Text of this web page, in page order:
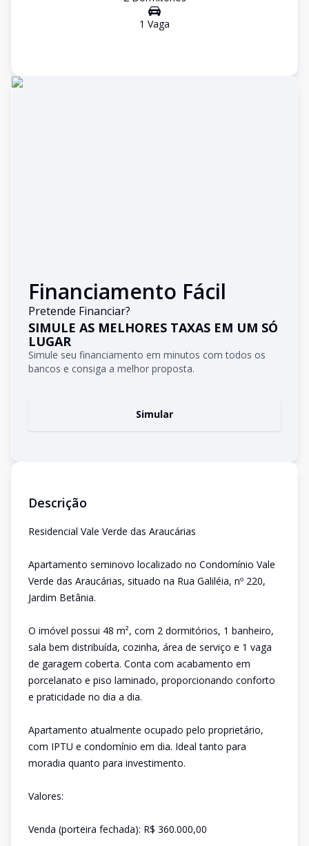
1 Vaga
Financiamento Fácil
Pretende Financiar?
SIMULE AS MELHORES TAXAS EM UM SÓ
LUGAR
Simule seu financiamento em minutos com todos os
bancos e consiga a melhor proposta.
Simular
Descrição
Residencial Vale Verde das Araucárias
Apartamento seminovo localizado no Condomínio Vale
Verde das Araucárias, situado na Rua Galiléia, nº 220,
Jardim Betânia.
O imóvel possui 48 m², com 2 dormitórios, 1 banheiro,
sala bem distribuída, cozinha, área de serviço e 1 vaga
de garagem coberta. Conta com acabamento em
porcelanato e piso laminado, proporcionando conforto
e praticidade no dia a dia.
Apartamento atualmente ocupado pelo proprietário,
com IPTU e condomínio em dia. Ideal tanto para
moradia quanto para investimento.
Valores:
Venda (porteira fechada): R$ 360.000,00